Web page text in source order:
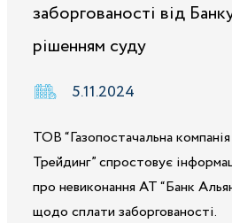
заборгованості від
рішенням суду
5.11.2024
ТОВ “Газопостачальна
Трейдинг” спростовує
про невиконання АТ “Банк
щодо сплати заборгованості.